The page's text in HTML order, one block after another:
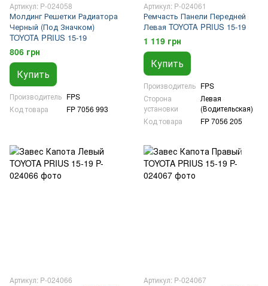
Артикул: P-024058
Молдинг Решетки Радиатора
Черный (Под Значком)
TOYOTA PRIUS 15-19
806 грн
Купить
Производитель FPS
Код товара
FP 7056 993
Артикул: P-024061
Ремчасть Панели Передней
Левая TOYOTA PRIUS 15-19
1 119 грн
Купить
Производитель FPS
Сторона
установки
Левая
(Водительская)
Код товара
FP 7056 205
Артикул: P-024066 Артикул: P-024067